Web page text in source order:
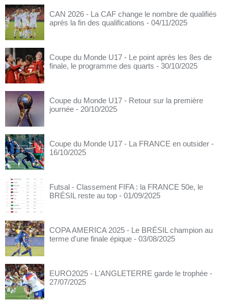
CAN 2026 - La CAF change le nombre de qualifiés
après la fin des qualifications - 04/11/2025
Coupe du Monde U17 - Le point après les 8es de
finale, le programme des quarts - 30/10/2025
Coupe du Monde U17 - Retour sur la première
journée - 20/10/2025
Coupe du Monde U17 - La FRANCE en outsider -
16/10/2025
Futsal - Classement FIFA : la FRANCE 50e, le
BRÉSIL reste au top - 01/09/2025
COPA AMERICA 2025 - Le BRÉSIL champion au
terme d'une finale épique - 03/08/2025
EURO2025 - L'ANGLETERRE garde le trophée -
27/07/2025